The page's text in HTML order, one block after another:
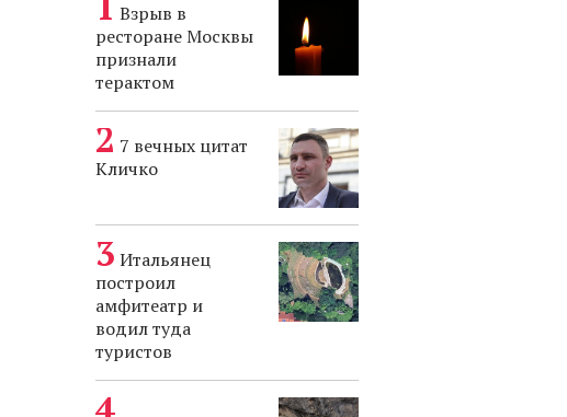
Взрыв в
ресторане Москвы
признали
терактом
7 вечных цитат
Кличко
Итальянец
построил
амфитеатр и
водил туда
туристов